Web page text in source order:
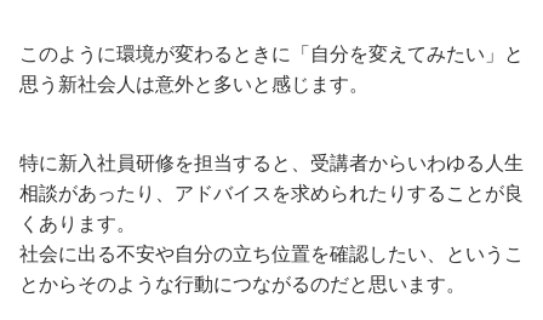
このように環境が変わるときに「自分を変えてみたい」と
思う新社会人は意外と多いと感じます。
特に新入社員研修を担当すると、受講者からいわゆる人生
相談があったり、アドバイスを求められたりすることが良
くあります。
社会に出る不安や自分の立ち位置を確認したい、というこ
とからそのような行動につながるのだと思います。